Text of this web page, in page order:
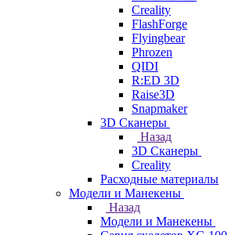
Creality
FlashForge
Flyingbear
Phrozen
QIDI
R:ED 3D
Raise3D
Snapmaker
3D Сканеры
Назад
3D Сканеры
Creality
Расходные материалы
Модели и Манекены
Назад
Модели и Манекены